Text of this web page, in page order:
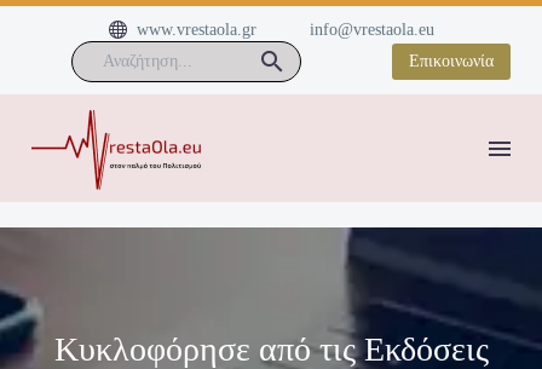

 www.vrestaola.gr
info@vrestaola.eu
Επικοινωνία
Κυκλοφόρησε από τις Εκδόσεις